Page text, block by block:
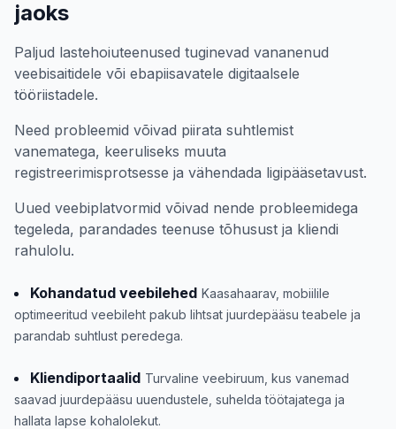
jaoks
Paljud lastehoiuteenused tuginevad vananenud
veebisaitidele või ebapiisavatele digitaalsele
tööriistadele.
Need probleemid võivad piirata suhtlemist
vanematega, keeruliseks muuta
registreerimisprotsesse ja vähendada ligipääsetavust.
Uued veebiplatvormid võivad nende probleemidega
tegeleda, parandades teenuse tõhusust ja kliendi
rahulolu.
Kohandatud veebilehed Kaasahaarav, mobiilile
optimeeritud veebileht pakub lihtsat juurdepääsu teabele ja
parandab suhtlust peredega.
Kliendiportaalid Turvaline veebiruum, kus vanemad
saavad juurdepääsu uuendustele, suhelda töötajatega ja
hallata lapse kohalolekut.